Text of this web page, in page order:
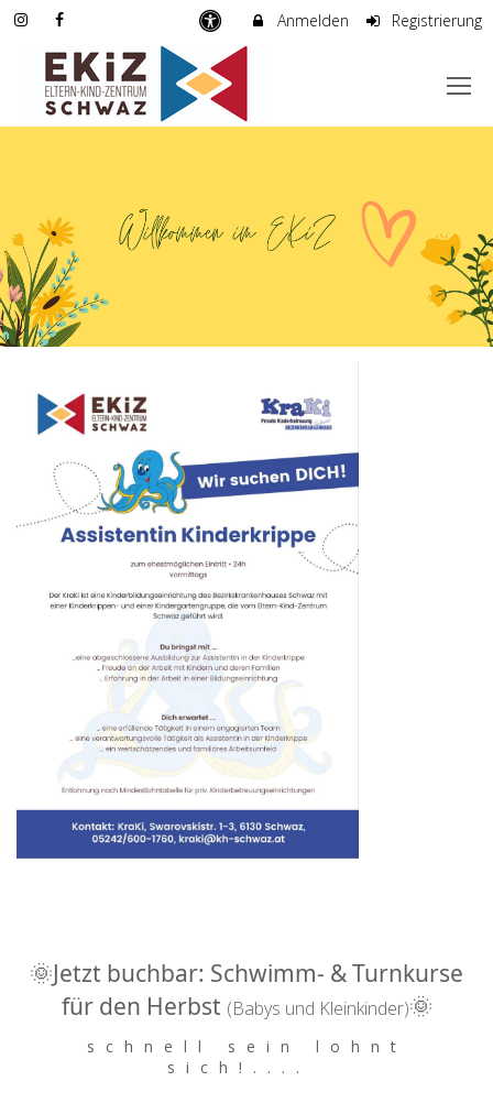
Anmelden Registrierung
🌞Jetzt buchbar: Schwimm- & Turnkurse
für den Herbst (Babys und Kleinkinder)🌞
schnell sein lohnt
sich!....